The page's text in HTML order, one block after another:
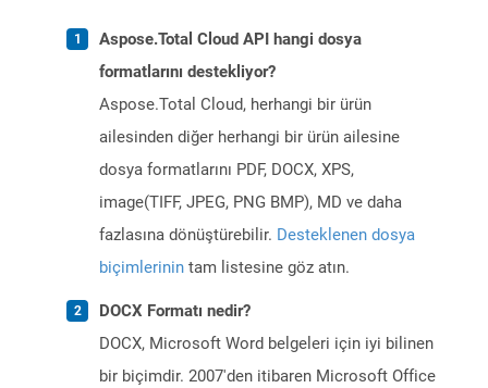
Aspose.Total Cloud API hangi dosya
formatlarını destekliyor?
Aspose.Total Cloud, herhangi bir ürün
ailesinden diğer herhangi bir ürün ailesine
dosya formatlarını PDF, DOCX, XPS,
image(TIFF, JPEG, PNG BMP), MD ve daha
fazlasına dönüştürebilir. Desteklenen dosya
biçimlerinin tam listesine göz atın.
DOCX Formatı nedir?
DOCX, Microsoft Word belgeleri için iyi bilinen
bir biçimdir. 2007'den itibaren Microsoft Office